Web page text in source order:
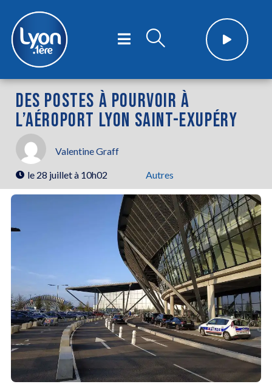
DES POSTES À POURVOIR À
L’AÉROPORT LYON SAINT-EXUPÉRY
Valentine Graff
le 28 juillet à 10h02 Autres